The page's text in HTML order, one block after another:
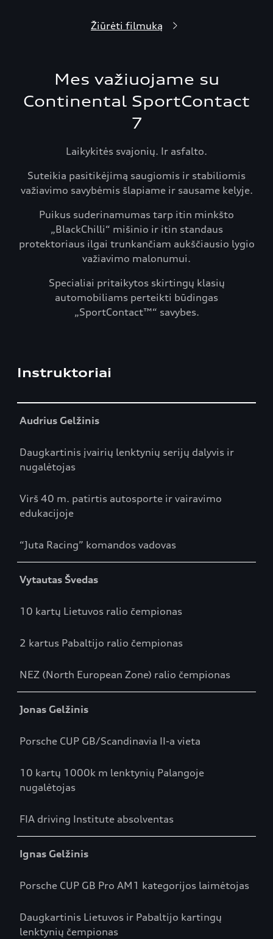
Žiūrėti filmuką
Mes važiuojame su
Continental SportContact
7
Laikykitės svajonių. Ir asfalto.
Suteikia pasitikėjimą saugiomis ir stabiliomis
važiavimo savybėmis šlapiame ir sausame kelyje.
Puikus suderinamumas tarp itin minkšto
„BlackChilli“ mišinio ir itin standaus
protektoriaus ilgai trunkančiam aukščiausio lygio
važiavimo malonumui.
Specialiai pritaikytos skirtingų klasių
automobiliams perteikti būdingas
„SportContact™“ savybes.
Instruktoriai
Audrius Gelžinis
Daugkartinis įvairių lenktynių serijų dalyvis ir
nugalėtojas
Virš 40 m. patirtis autosporte ir vairavimo
edukacijoje
“Juta Racing” komandos vadovas
Vytautas Švedas
10 kartų Lietuvos ralio čempionas
2 kartus Pabaltijo ralio čempionas
NEZ (North European Zone) ralio čempionas
Jonas Gelžinis
Porsche CUP GB/Scandinavia II-a vieta
10 kartų 1000k m lenktynių Palangoje
nugalėtojas
FIA driving Institute absolventas
Ignas Gelžinis
Porsche CUP GB Pro AM1 kategorijos laimėtojas
Daugkartinis Lietuvos ir Pabaltijo kartingų
lenktynių čempionas